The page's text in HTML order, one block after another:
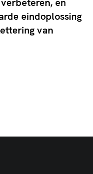
eindoplossing
van